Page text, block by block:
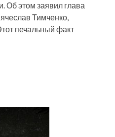
Об этом заявил глава
Тимченко,
печальный факт